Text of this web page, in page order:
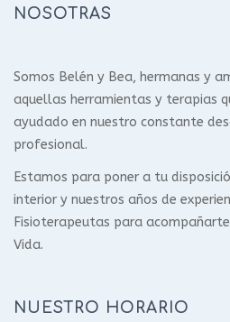
NOSOTRAS
Somos Belén y Bea, hermanas y
aquellas herramientas y terapias
ayudado en nuestro constante
profesional.
Estamos para poner a tu
interior y nuestros años de
Fisioterapeutas para
Vida.
NUESTRO HORARIO